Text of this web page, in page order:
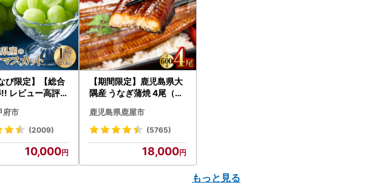
び限定】【総合
レビュー高評価
産 シャインマス
～3房（1.0kg以
SP
府市
(2009)
10,000
【期間限定】鹿児島県大
隅産 うなぎ蒲焼 4尾（60
cp18 うなぎ 鰻 魚 惣菜 総
菜
鹿児島県鹿屋市
(5765)
18,000
もっと見る